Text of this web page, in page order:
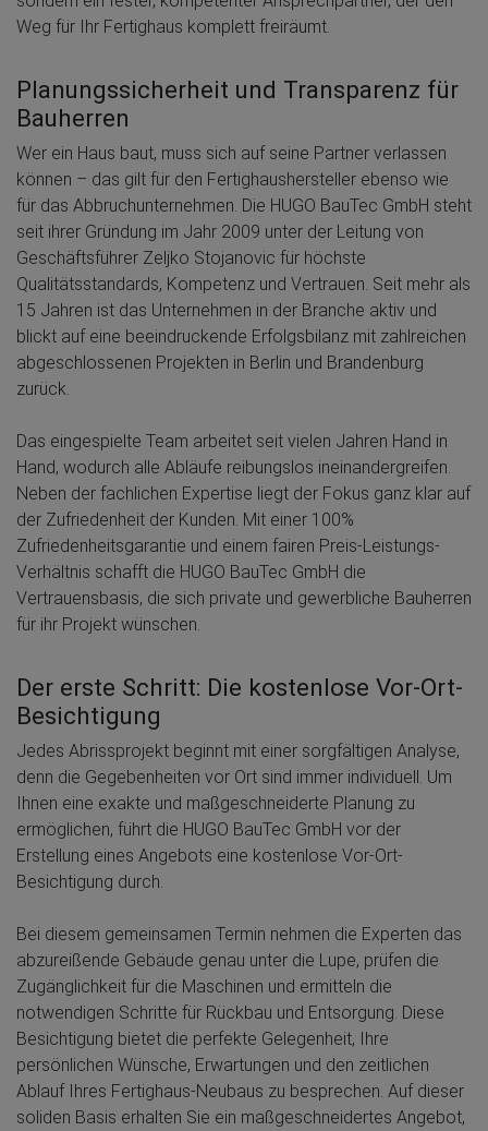
Weg für Ihr Fertighaus komplett freiräumt.
Planungssicherheit und Transparenz für
Bauherren
Wer ein Haus baut, muss sich auf seine Partner verlassen
können – das gilt für den Fertighaushersteller ebenso wie
für das Abbruchunternehmen. Die HUGO BauTec GmbH steht
seit ihrer Gründung im Jahr 2009 unter der Leitung von
Geschäftsführer Zeljko Stojanovic für höchste
Qualitätsstandards, Kompetenz und Vertrauen. Seit mehr als
15 Jahren ist das Unternehmen in der Branche aktiv und
blickt auf eine beeindruckende Erfolgsbilanz mit zahlreichen
abgeschlossenen Projekten in Berlin und Brandenburg
zurück.
Das eingespielte Team arbeitet seit vielen Jahren Hand in
Hand, wodurch alle Abläufe reibungslos ineinandergreifen.
Neben der fachlichen Expertise liegt der Fokus ganz klar auf
der Zufriedenheit der Kunden. Mit einer 100%
Zufriedenheitsgarantie und einem fairen Preis-Leistungs-
Verhältnis schafft die HUGO BauTec GmbH die
Vertrauensbasis, die sich private und gewerbliche Bauherren
für ihr Projekt wünschen.
Der erste Schritt: Die kostenlose Vor-Ort-
Besichtigung
Jedes Abrissprojekt beginnt mit einer sorgfältigen Analyse,
denn die Gegebenheiten vor Ort sind immer individuell. Um
Ihnen eine exakte und maßgeschneiderte Planung zu
ermöglichen, führt die HUGO BauTec GmbH vor der
Erstellung eines Angebots eine kostenlose Vor-Ort-
Besichtigung durch.
Bei diesem gemeinsamen Termin nehmen die Experten das
abzureißende Gebäude genau unter die Lupe, prüfen die
Zugänglichkeit für die Maschinen und ermitteln die
notwendigen Schritte für Rückbau und Entsorgung. Diese
Besichtigung bietet die perfekte Gelegenheit, Ihre
persönlichen Wünsche, Erwartungen und den zeitlichen
Ablauf Ihres Fertighaus-Neubaus zu besprechen. Auf dieser
soliden Basis erhalten Sie ein maßgeschneidertes Angebot,